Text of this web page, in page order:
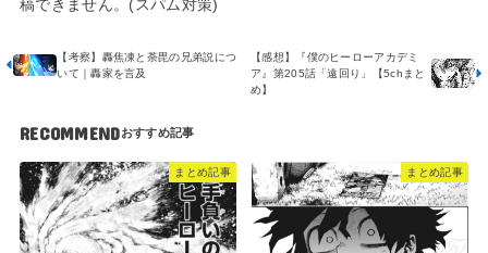
稿できません。(スパム対策)
【感想】『僕のヒーローアカデミ
ア』第205話「遠回り」【5chまと
め】
【考察】轟焦凍と荼毘の兄弟説につ
いて｜轟家を言及
RECOMMEND
まとめ記事 まとめ記事